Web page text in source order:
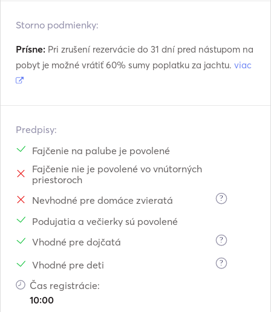
Storno podmienky:
Prísne: Pri zrušení rezervácie do 31 dní pred nástupom na
pobyt je možné vrátiť 60% sumy poplatku za jachtu. viac
Predpisy:
Fajčenie na palube je povolené
Fajčenie nie je povolené vo vnútorných
priestoroch
Nevhodné pre domáce zvieratá
?
Podujatia a večierky sú povolené
Vhodné pre dojčatá
?
Vhodné pre deti ?
Čas registrácie:
10:00